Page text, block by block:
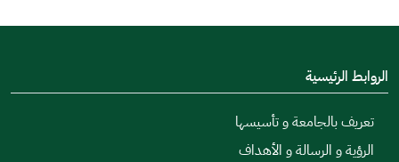
الروابط الرئيسية
تعريف بالجامعة و تأسيسها
الرؤية و الرسالة و الأهداف